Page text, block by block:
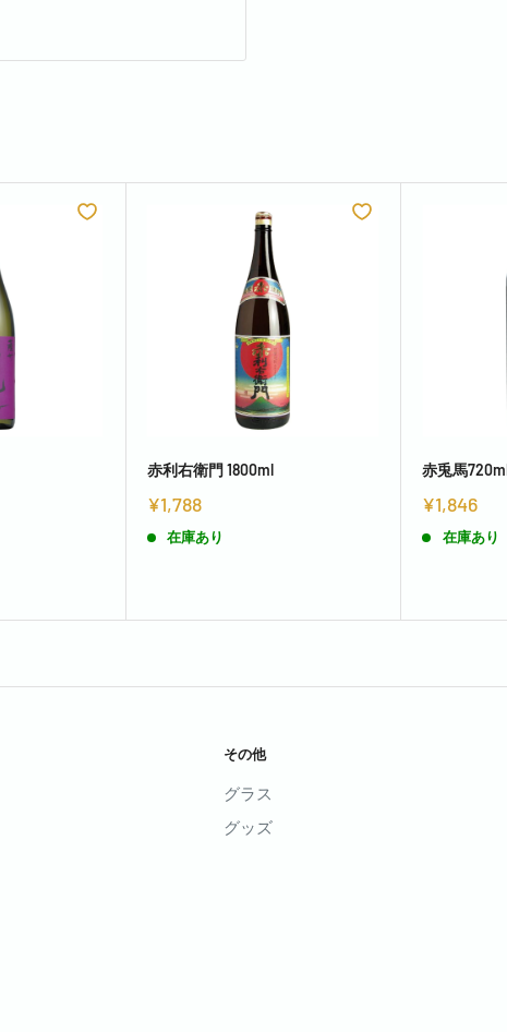
赤利右衛門 1800ml
¥1,788
在庫あり
赤兎馬
¥1,846
在庫あり
その他
グラス
グッズ